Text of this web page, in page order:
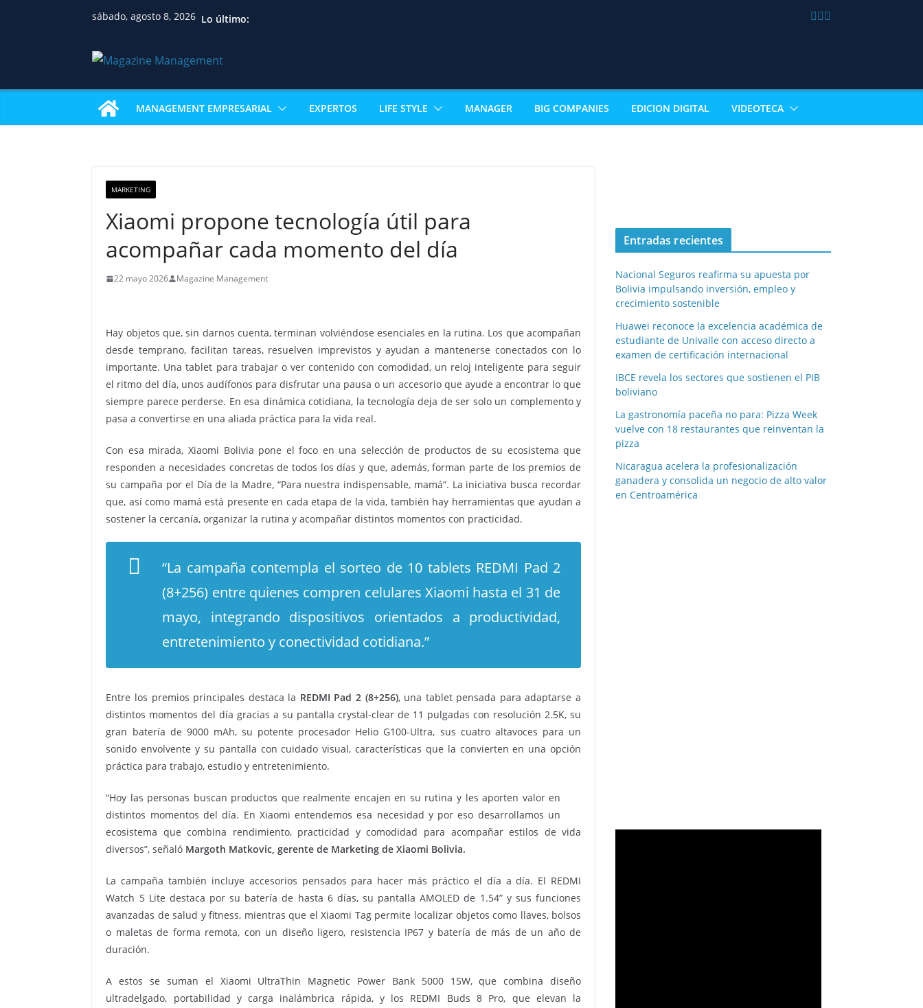
sábado, agosto 8, 2026 Lo último:
MANAGEMENT EMPRESARIAL EXPERTOS LIFE STYLE MANAGER BIG COMPANIES EDICION DIGITAL VIDEOTECA
MARKETING
Xiaomi propone tecnología útil para
acompañar cada momento del día
22 mayo 2026 Magazine Management
Hay objetos que, sin darnos cuenta, terminan volviéndose esenciales en la rutina. Los que acompañan
desde temprano, facilitan tareas, resuelven imprevistos y ayudan a mantenerse conectados con lo
importante. Una tablet para trabajar o ver contenido con comodidad, un reloj inteligente para seguir
el ritmo del día, unos audífonos para disfrutar una pausa o un accesorio que ayude a encontrar lo que
siempre parece perderse. En esa dinámica cotidiana, la tecnología deja de ser solo un complemento y
pasa a convertirse en una aliada práctica para la vida real.
Con esa mirada, Xiaomi Bolivia pone el foco en una selección de productos de su ecosistema que
responden a necesidades concretas de todos los días y que, además, forman parte de los premios de
su campaña por el Día de la Madre, “Para nuestra indispensable, mamá”. La iniciativa busca recordar
que, así como mamá está presente en cada etapa de la vida, también hay herramientas que ayudan a
sostener la cercanía, organizar la rutina y acompañar distintos momentos con practicidad.
“La campaña contempla el sorteo de 10 tablets REDMI Pad 2
(8+256) entre quienes compren celulares Xiaomi hasta el 31 de
mayo, integrando dispositivos orientados a productividad,
entretenimiento y conectividad cotidiana.”
Entre los premios principales destaca la REDMI Pad 2 (8+256), una tablet pensada para adaptarse a
distintos momentos del día gracias a su pantalla crystal-clear de 11 pulgadas con resolución 2.5K, su
gran batería de 9000 mAh, su potente procesador Helio G100-Ultra, sus cuatro altavoces para un
sonido envolvente y su pantalla con cuidado visual, características que la convierten en una opción
práctica para trabajo, estudio y entretenimiento.
“Hoy las personas buscan productos que realmente encajen en su rutina y les aporten valor en
distintos momentos del día. En Xiaomi entendemos esa necesidad y por eso desarrollamos un
ecosistema que combina rendimiento, practicidad y comodidad para acompañar estilos de vida
diversos”, señaló Margoth Matkovic, gerente de Marketing de Xiaomi Bolivia.
La campaña también incluye accesorios pensados para hacer más práctico el día a día. El REDMI
Watch 5 Lite destaca por su batería de hasta 6 días, su pantalla AMOLED de 1.54” y sus funciones
avanzadas de salud y fitness, mientras que el Xiaomi Tag permite localizar objetos como llaves, bolsos
o maletas de forma remota, con un diseño ligero, resistencia IP67 y batería de más de un año de
duración.
A estos se suman el Xiaomi UltraThin Magnetic Power Bank 5000 15W, que combina diseño
ultradelgado, portabilidad y carga inalámbrica rápida, y los REDMI Buds 8 Pro, que elevan la
Entradas recientes
Nacional Seguros reafirma su apuesta por
Bolivia impulsando inversión, empleo y
crecimiento sostenible
Huawei reconoce la excelencia académica de
estudiante de Univalle con acceso directo a
examen de certificación internacional
IBCE revela los sectores que sostienen el PIB
boliviano
La gastronomía paceña no para: Pizza Week
vuelve con 18 restaurantes que reinventan la
pizza
Nicaragua acelera la profesionalización
ganadera y consolida un negocio de alto valor
en Centroamérica